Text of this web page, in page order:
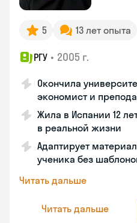
5 13 лет опыта
РГУ • 2005 г.
Окончила
экономист и
Жила в Испании 12
в реальной жизни
Адаптирует
ученика без
Читать дальше
Читать дальше